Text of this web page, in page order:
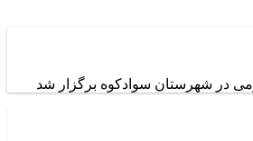
در شهرستان سوادکوه برگزار شد